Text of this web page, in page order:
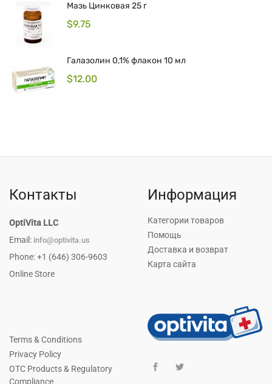
Мазь Цинковая 25 г
$9.75
Галазолин 0,1% флакон 10 мл
$12.00
Контакты
OptiVita LLC
Email: info@optivita.us
Phone: +1 (646) 306-9603
Online Store
Информация
Категории товаров
Помощь
Доставка и возврат
Карта сайта
Terms & Conditions
Privacy Policy
OTC Products & Regulatory
Compliance